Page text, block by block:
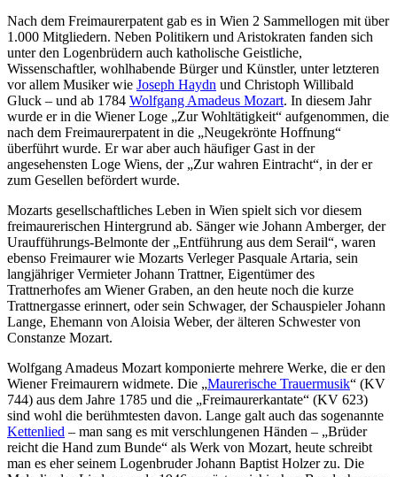
Nach dem Freimaurerpatent gab es in Wien 2 Sammellogen mit über
1.000 Mitgliedern. Neben Politikern und Aristokraten fanden sich
unter den Logenbrüdern auch katholische Geistliche,
Wissenschaftler, wohlhabende Bürger und Künstler, unter letzteren
vor allem Musiker wie Joseph Haydn und Christoph Willibald
Gluck – und ab 1784 Wolfgang Amadeus Mozart. In diesem Jahr
wurde er in die Wiener Loge „Zur Wohltätigkeit“ aufgenommen, die
nach dem Freimaurerpatent in die „Neugekrönte Hoffnung“
überführt wurde. Er war aber auch häufiger Gast in der
angesehensten Loge Wiens, der „Zur wahren Eintracht“, in der er
zum Gesellen befördert wurde.
Mozarts gesellschaftliches Leben in Wien spielt sich vor diesem
freimaurerischen Hintergrund ab. Sänger wie Johann Amberger, der
Uraufführungs-Belmonte der „Entführung aus dem Serail“, waren
ebenso Freimaurer wie Mozarts Verleger Pasquale Artaria, sein
langjähriger Vermieter Johann Trattner, Eigentümer des
Trattnerhofes am Wiener Graben, an den heute noch die kurze
Trattnergasse erinnert, oder sein Schwager, der Schauspieler Johann
Lange, Ehemann von Aloisia Weber, der älteren Schwester von
Constanze Mozart.
Wolfgang Amadeus Mozart komponierte mehrere Werke, die er den
Wiener Freimaurern widmete. Die „Maurerische Trauermusik“ (KV
744) aus dem Jahre 1785 und die „Freimaurerkantate“ (KV 623)
sind wohl die berühmtesten davon. Lange galt auch das sogenannte
Kettenlied – man sang es mit verschlungenen Händen – „Brüder
reicht die Hand zum Bunde“ als Werk von Mozart, heute schreibt
man es eher seinem Logenbruder Johann Baptist Holzer zu. Die